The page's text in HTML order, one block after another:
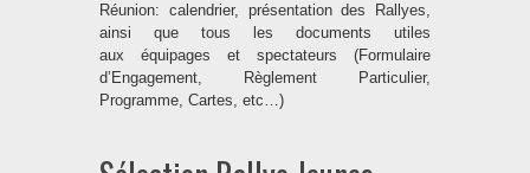
Réunion: calendrier, présentation des Rallyes,
ainsi que tous les documents utiles
aux équipages et spectateurs (Formulaire
d’Engagement, Règlement Particulier,
Programme, Cartes, etc…)